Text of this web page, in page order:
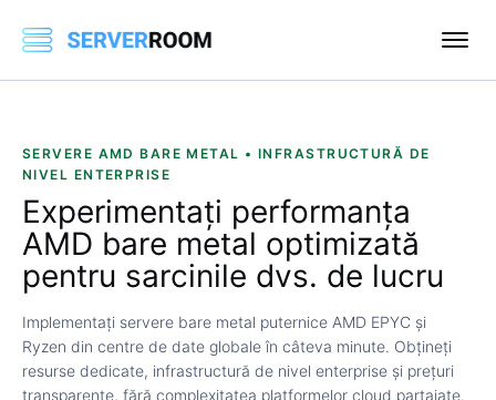
SERVERE AMD BARE METAL • INFRASTRUCTURĂ DE
NIVEL ENTERPRISE
Experimentați performanța
AMD bare metal optimizată
pentru sarcinile dvs. de lucru
Implementați servere bare metal puternice AMD EPYC și
Ryzen din centre de date globale în câteva minute. Obțineți
resurse dedicate, infrastructură de nivel enterprise și prețuri
transparente, fără complexitatea platformelor cloud partajate.